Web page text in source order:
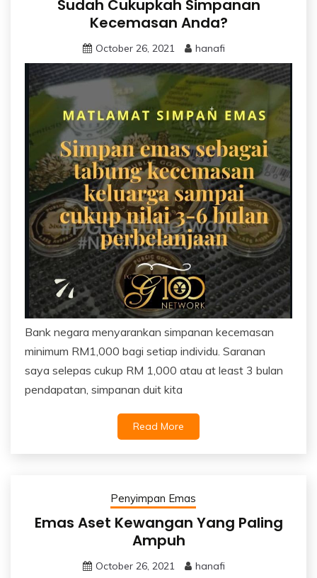
Sudah Cukupkah Simpanan
Kecemasan Anda?
October 26, 2021 hanafi
Bank negara menyarankan simpanan kecemasan
minimum RM1,000 bagi setiap individu. Saranan
saya selepas cukup RM 1,000 atau at least 3 bulan
pendapatan, simpanan duit kita
Read More
Penyimpan Emas
Emas Aset Kewangan Yang Paling
Ampuh
October 26, 2021 hanafi